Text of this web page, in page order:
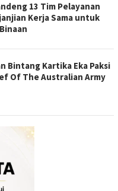
13 Tim Pelayanan
Kerja Sama untuk
Bintang Kartika Eka Paksi
Of The Australian Army